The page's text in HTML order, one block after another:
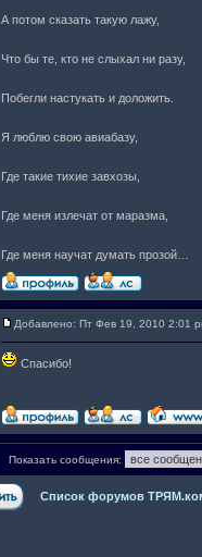
А потом сказать такую лажу,
Что бы те, кто не слыхал ни разу,
Побегли настукать и доложить.
Я люблю свою авиабазу,
Где такие тихие завхозы,
Где меня излечат от маразма,
Где меня научат думать прозой…
Добавлено: Пт Фев 19, 2010 2:01
Спасибо!
Показать сообщения:
Список форумов